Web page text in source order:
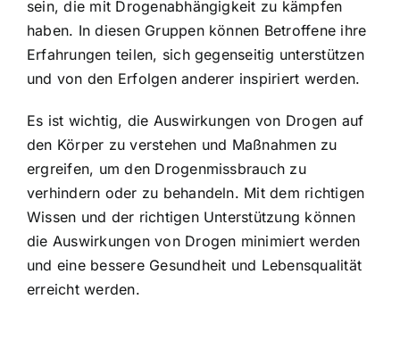
sein, die mit Drogenabhängigkeit zu kämpfen
haben. In diesen Gruppen können Betroffene ihre
Erfahrungen teilen, sich gegenseitig unterstützen
und von den Erfolgen anderer inspiriert werden.
Es ist wichtig, die Auswirkungen von Drogen auf
den Körper zu verstehen und Maßnahmen zu
ergreifen, um den Drogenmissbrauch zu
verhindern oder zu behandeln. Mit dem richtigen
Wissen und der richtigen Unterstützung können
die Auswirkungen von Drogen minimiert werden
und eine bessere Gesundheit und Lebensqualität
erreicht werden.